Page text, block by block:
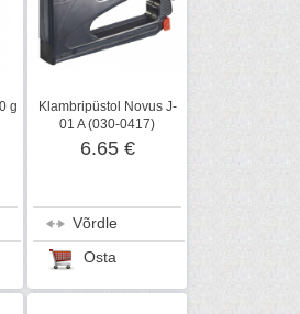
g
Klambripüstol Novus J-
01 A (030-0417)
6.65 €
Võrdle
Osta